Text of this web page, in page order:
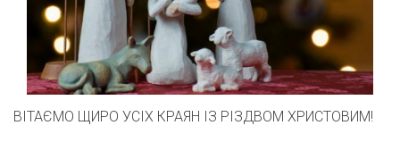
ВІТАЄМО ЩИРО УСІХ КРАЯН ІЗ РІЗДВОМ ХРИСТОВИМ!